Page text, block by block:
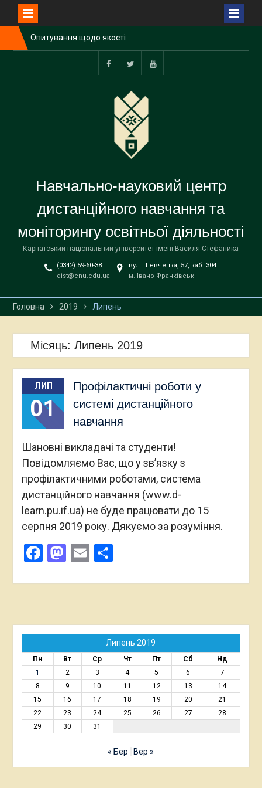
Перейти
Опитування щодо якості
викладання дисциплін у І
семестрі 2025-2026 н.р.
Методичний семінар
Системі дистанційного
Опитування щодо якості
викладання дисциплін у ІІ
семестрі 2025-2026 н.р.
FacebookTwitter Youtube
Навчально-науковий центр
дистанційного навчання та
моніторингу освітньої діяльності
Карпатський національний університет імені Василя Стефаника
(0342) 59-60-38
dist@cnu.edu.ua
вул. Шевченка, 57, каб. 304
м. Івано-Франківськ
Головна 2019 Липень
Місяць: Липень 2019
ЛИП
01
Профілактичні роботи у
системі дистанційного
навчання
Шановні викладачі та студенти!
Повідомляємо Вас, що у зв’язку з
профілактичними роботами, система
дистанційного навчання (www.d-
learn.pu.if.ua) не буде працювати до 15
серпня 2019 року. Дякуємо за розуміння.
Facebook
Mastodon
EmailПоділитися
Липень 2019
Пн Вт Ср Чт Пт Сб
Нд
1
2 3 4 5 6
7
8
9 10 11 12 13
14
15
16 17 18 19 20
21
22
23 24 25 26 27
28
29
30 31
« Бер Вер »